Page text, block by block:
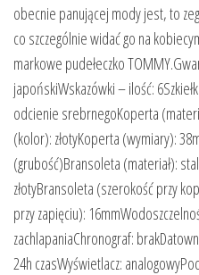
obecnie panującej mody jest, to
co szczególnie widać go na
markowe pudełeczko
japońskiWskazówki – ilość:
odcienie srebrnegoKoperta
(kolor): złotyKoperta (wymiary):
(grubość)Bransoleta (materiał):
złotyBransoleta (szerokość przy
przy zapięciu):
zachlapaniaChronograf:
24h czasWyświetlacz: